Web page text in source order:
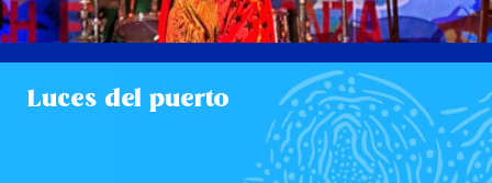
Luces del puerto